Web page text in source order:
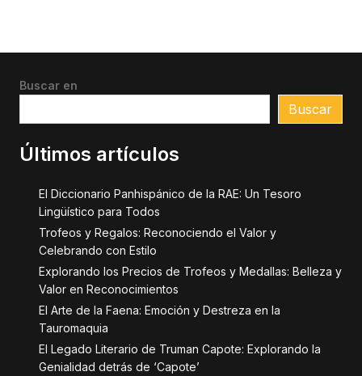
Buscar en
Buscar
Últimos artículos
El Diccionario Panhispánico de la RAE: Un Tesoro
Lingüístico para Todos
Trofeos y Regalos: Reconociendo el Valor y
Celebrando con Estilo
Explorando los Precios de Trofeos y Medallas: Belleza y
Valor en Reconocimientos
El Arte de la Faena: Emoción y Destreza en la
Tauromaquia
El Legado Literario de Truman Capote: Explorando la
Genialidad detrás de ‘Capote’